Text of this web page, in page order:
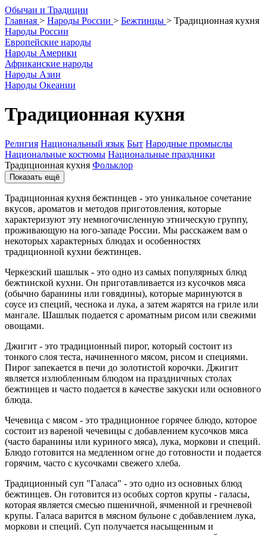
Обычаи и Традиции
Главная > Народы России > Бежтинцы > Традиционная кухня
Народы России
Европейские народы
Народы Америки
Африканские народы
Народы Азии
Народы Океании
Традиционная кухня
Религия Национальный язык Быт Народные промыслы
Национальные костюмы Национальные праздники
Традиционная кухня Фольклор
Показать ещё
Традиционная кухня бежтинцев - это уникальное сочетание
вкусов, ароматов и методов приготовления, которые
характеризуют эту немногочисленную этническую группу,
проживающую на юго-западе России. Мы расскажем вам о
некоторых характерных блюдах и особенностях
традиционной кухни бежтинцев.
Черкезский шашлык - это одно из самых популярных блюд
бежтинской кухни. Он приготавливается из кусочков мяса
(обычно баранины или говядины), которые маринуются в
соусе из специй, чеснока и лука, а затем жарятся на гриле или
мангале. Шашлык подается с ароматным рисом или свежими
овощами.
Джигит - это традиционный пирог, который состоит из
тонкого слоя теста, начиненного мясом, рисом и специями.
Пирог запекается в печи до золотистой корочки. Джигит
является излюбленным блюдом на праздничных столах
бежтинцев и часто подается в качестве закуски или основного
блюда.
Чечевица с мясом - это традиционное горячее блюдо, которое
состоит из вареной чечевицы с добавлением кусочков мяса
(часто баранины или куриного мяса), лука, моркови и специй.
Блюдо готовится на медленном огне до готовности и подается
горячим, часто с кусочками свежего хлеба.
Традиционный суп "Галаса" - это одно из основных блюд
бежтинцев. Он готовится из особых сортов крупы - галасы,
которая является смесью пшеничной, ячменной и гречневой
крупы. Галаса варится в мясном бульоне с добавлением лука,
моркови и специй. Суп получается насыщенным и